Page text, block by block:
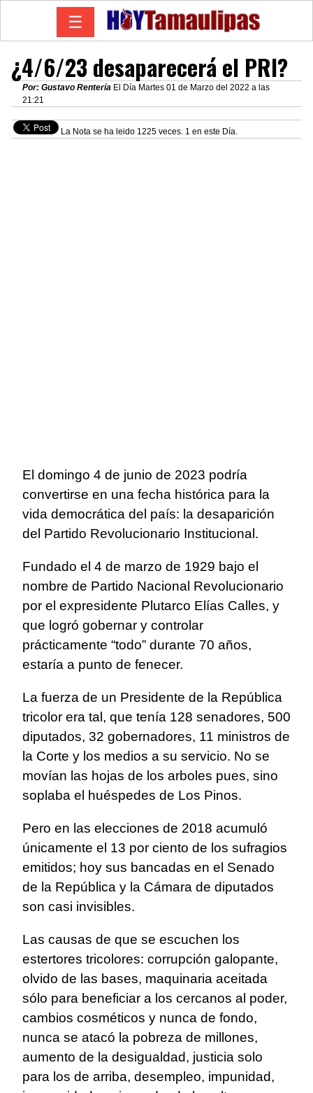
☰
¿4/6/23 desaparecerá el PRI?
Por: Gustavo Rentería El Día Martes 01 de Marzo del 2022 a las
21:21
La Nota se ha leido 1225 veces. 1 en este Día.
El domingo 4 de junio de 2023 podría
convertirse en una fecha histórica para la
vida democrática del país: la desaparición
del Partido Revolucionario Institucional.
Fundado el 4 de marzo de 1929 bajo el
nombre de Partido Nacional Revolucionario
por el expresidente Plutarco Elías Calles, y
que logró gobernar y controlar
prácticamente “todo” durante 70 años,
estaría a punto de fenecer.
La fuerza de un Presidente de la República
tricolor era tal, que tenía 128 senadores, 500
diputados, 32 gobernadores, 11 ministros de
la Corte y los medios a su servicio. No se
movían las hojas de los arboles pues, sino
soplaba el huéspedes de Los Pinos.
Pero en las elecciones de 2018 acumuló
únicamente el 13 por ciento de los sufragios
emitidos; hoy sus bancadas en el Senado
de la República y la Cámara de diputados
son casi invisibles.
Las causas de que se escuchen los
estertores tricolores: corrupción galopante,
olvido de las bases, maquinaria aceitada
sólo para beneficiar a los cercanos al poder,
cambios cosméticos y nunca de fondo,
nunca se atacó la pobreza de millones,
aumento de la desigualdad, justicia solo
para los de arriba, desempleo, impunidad,